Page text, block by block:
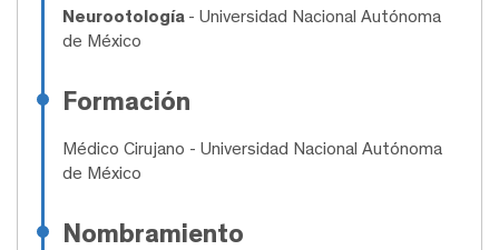
Neurootología - Universidad Nacional Autónoma
de México
Formación
Médico Cirujano - Universidad Nacional Autónoma
de México
Nombramiento